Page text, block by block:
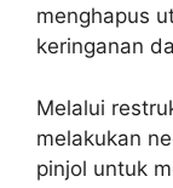
menghapus
keringanan
Melalui
melakukan
pinjol untuk